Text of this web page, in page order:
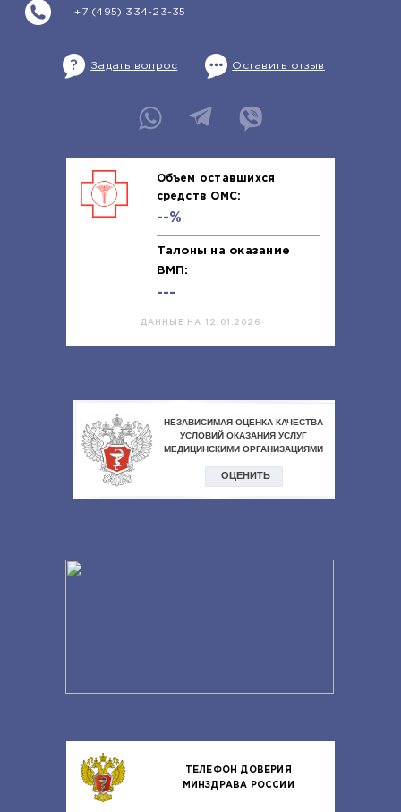
+7 (495) 334-23-35
Задать вопрос Оставить отзыв
Объем оставшихся
средств ОМС:
--%
Талоны на оказание
ВМП:
---
ДАННЫЕ НА 12.01.2026
ТЕЛЕФОН ДОВЕРИЯ
МИНЗДРАВА РОССИИ